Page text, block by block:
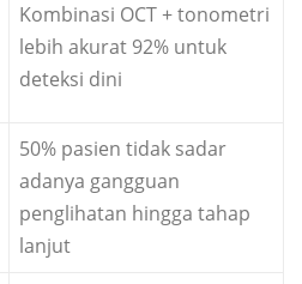
Kombinasi OCT + tonometri
lebih akurat 92% untuk
deteksi dini
50% pasien tidak sadar
adanya gangguan
penglihatan hingga tahap
lanjut